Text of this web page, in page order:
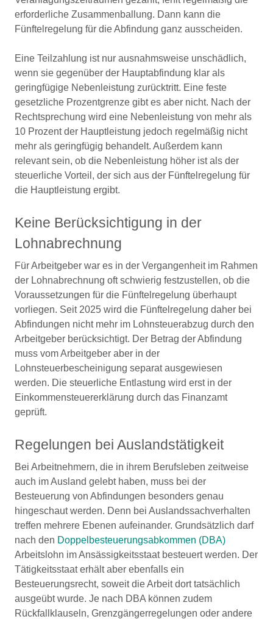
erforderliche Zusammenballung. Dann kann die
Fünftelregelung für die Abfindung ganz ausscheiden.
Eine Teilzahlung ist nur ausnahmsweise unschädlich,
wenn sie gegenüber der Hauptabfindung klar als
geringfügige Nebenleistung zurücktritt. Eine feste
gesetzliche Prozentgrenze gibt es aber nicht. Nach der
Rechtsprechung wird eine Nebenleistung von mehr als
10 Prozent der Hauptleistung jedoch regelmäßig nicht
mehr als geringfügig behandelt. Außerdem kann
relevant sein, ob die Nebenleistung höher ist als der
steuerliche Vorteil, der sich aus der Fünftelregelung für
die Hauptleistung ergibt.
Keine Berücksichtigung in der
Lohnabrechnung
Für Arbeitgeber war es in der Vergangenheit im Rahmen
der Lohnabrechnung oft schwierig festzustellen, ob die
Voraussetzungen für die Fünftelregelung überhaupt
vorliegen. Seit 2025 wird die Fünftelregelung daher bei
Abfindungen nicht mehr im Lohnsteuerabzug durch den
Arbeitgeber berücksichtigt. Der Betrag der Abfindung
muss vom Arbeitgeber aber in der
Lohnsteuerbescheinigung separat ausgewiesen
werden. Die steuerliche Entlastung wird erst in der
Einkommensteuererklärung durch das Finanzamt
geprüft.
Regelungen bei Auslandstätigkeit
Bei Arbeitnehmern, die in ihrem Berufsleben zeitweise
auch im Ausland gelebt haben, muss bei der
Besteuerung von Abfindungen besonders genau
hingeschaut werden. Denn bei Auslandssachverhalten
treffen mehrere Ebenen aufeinander. Grundsätzlich darf
nach den Doppelbesteuerungsabkommen (DBA)
Arbeitslohn im Ansässigkeitsstaat besteuert werden. Der
Tätigkeitsstaat erhält aber ebenfalls ein
Besteuerungsrecht, soweit die Arbeit dort tatsächlich
ausgeübt wurde. Je nach DBA können zudem
Rückfallklauseln, Grenzgängerregelungen oder andere